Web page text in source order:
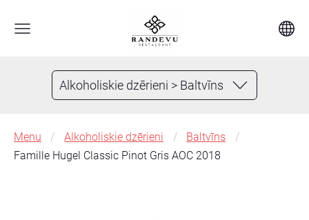
Alkoholiskie dzērieni > Baltvīns
Menu Alkoholiskie dzērieni
Baltvīns
Famille Hugel Classic Pinot Gris AOC 2018